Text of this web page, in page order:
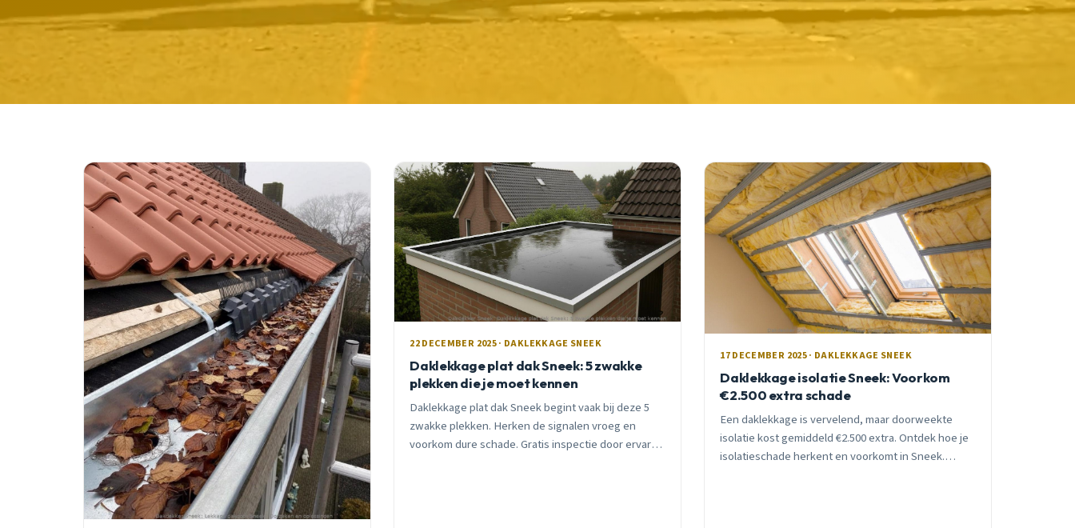
22 DECEMBER 2025 · DAKLEKKAGE SNEEK
Daklekkage plat dak Sneek: 5 zwakke
plekken die je moet kennen
Daklekkage plat dak Sneek begint vaak bij deze 5
zwakke plekken. Herken de signalen vroeg en
voorkom dure schade. Gratis inspectie door ervaren
17 DECEMBER 2025 · DAKLEKKAGE SNEEK
Daklekkage isolatie Sneek: Voorkom
€2.500 extra schade
Een daklekkage is vervelend, maar doorweekte
isolatie kost gemiddeld €2.500 extra. Ontdek hoe je
isolatieschade herkent en voorkomt in Sneek.